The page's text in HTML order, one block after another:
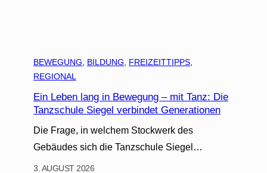
BEWEGUNG BILDUNG FREIZEITTIPPS
REGIONAL
Ein Leben lang in Bewegung – mit Tanz: Die
Tanzschule Siegel verbindet Generationen
Die Frage, in welchem Stockwerk des
Gebäudes sich die Tanzschule Siegel…
3. AUGUST 2026